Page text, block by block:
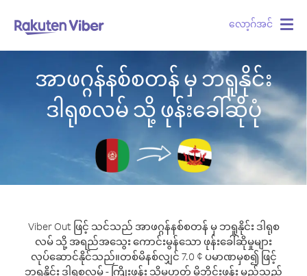
လော့ဂ်အင်
အာဖဂ္ဂန်နစ်စတန် မှ ဘရူနိုင်း
ဒါရုစလမ် သို့ ဖုန်းခေါ်ဆိုပုံ
Viber Out ဖြင့် သင်သည် အာဖဂ္ဂန်နစ်စတန် မှ ဘရူနိုင်း ဒါရုစ
လမ် သို့ အရည်အသွေး ကောင်းမွန်သော ဖုန်းခေါ်ဆိုမှုများ
လုပ်ဆောင်နိုင်သည်။တစ်မိနစ်လျှင် 7.0 ¢ ပမာဏမှစ၍ ဖြင့်
ဘရူနိုင်း ဒါရုစလမ် - ကြိုးဖုန်း သို့မဟုတ် မိုဘိုင်းဖုန်း မည်သည့်